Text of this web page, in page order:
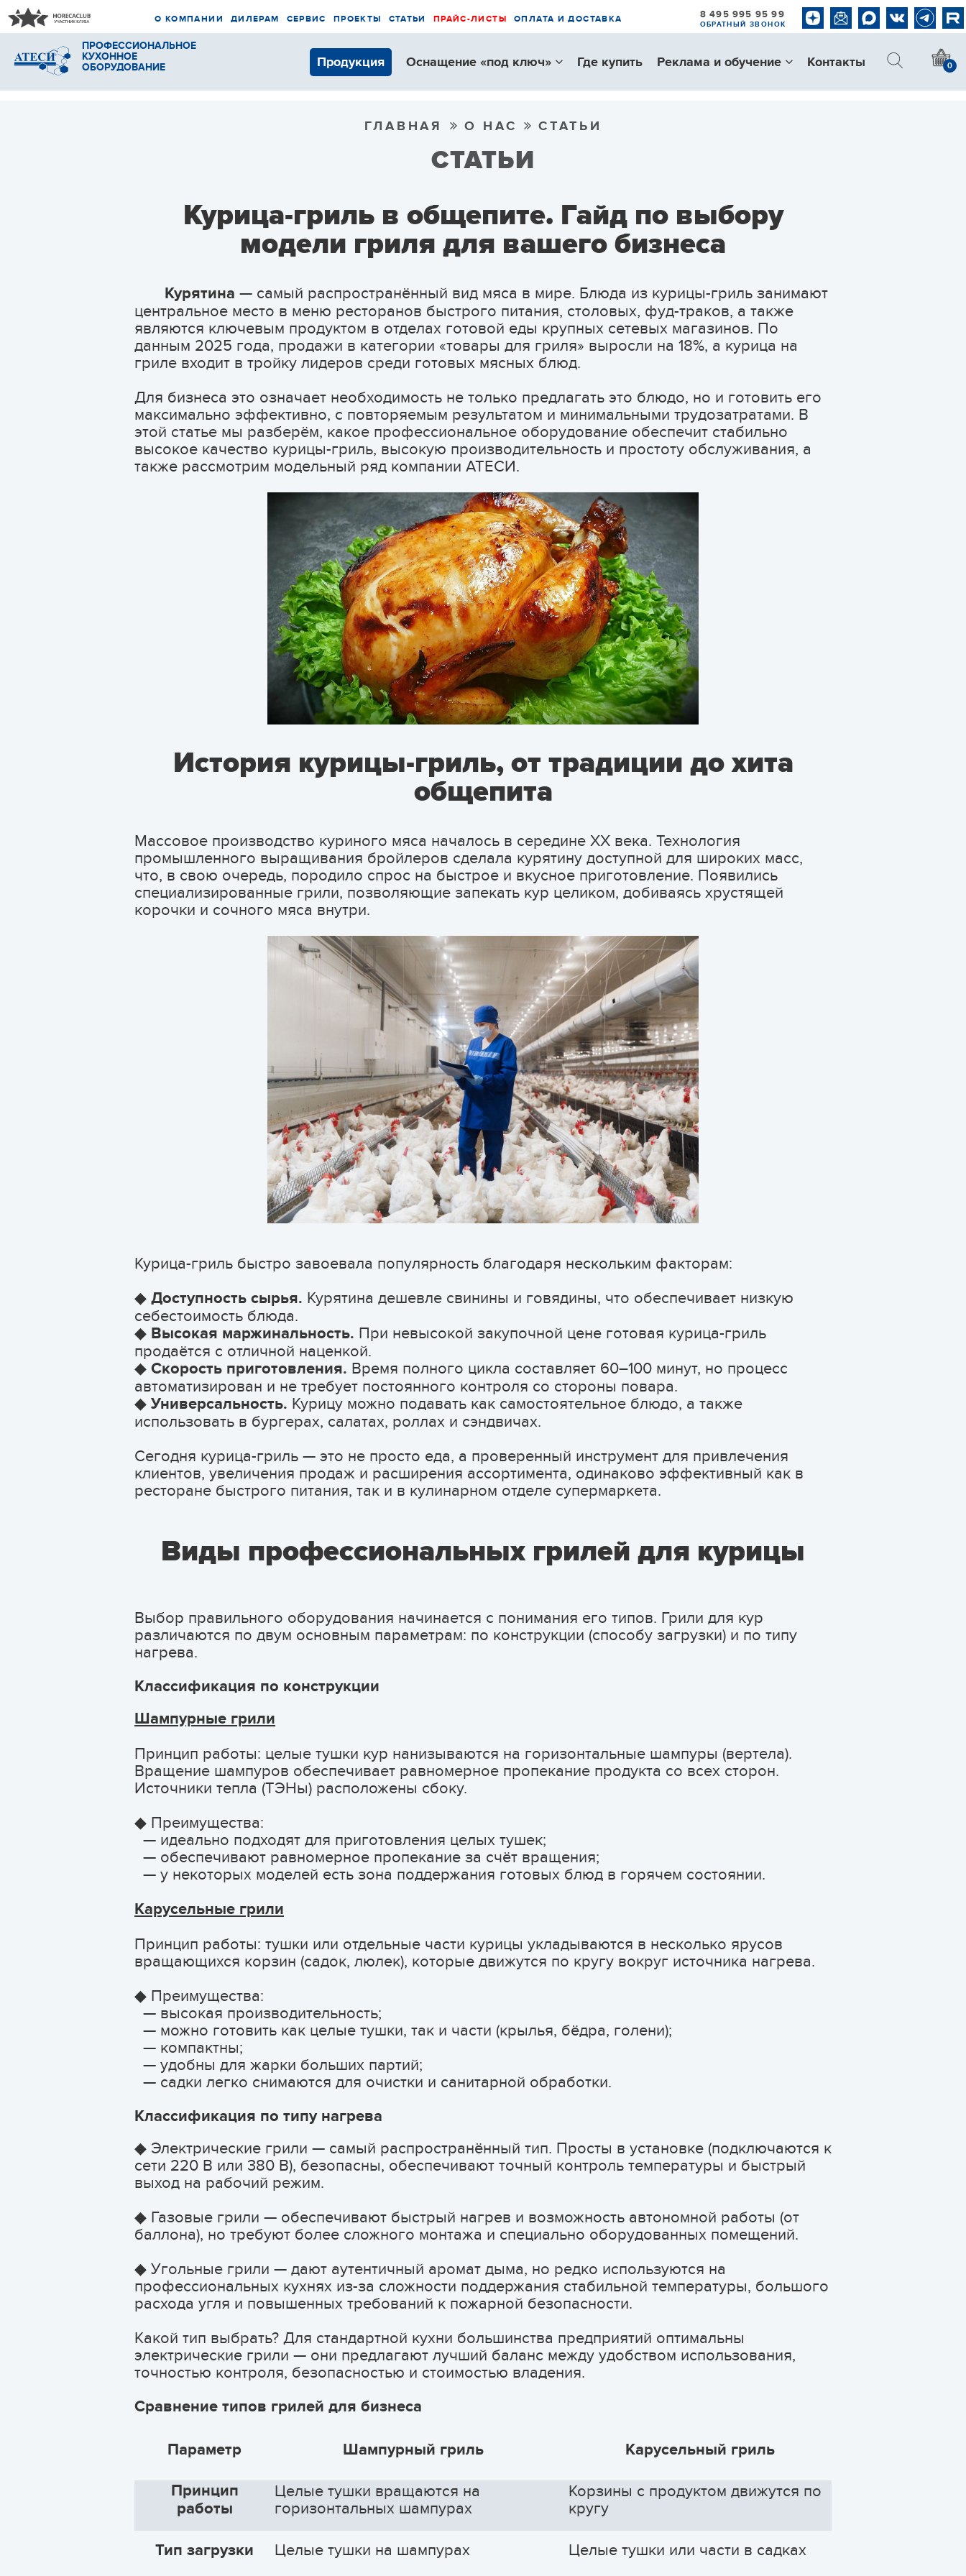
О КОМПАНИИ ДИЛЕРАМ СЕРВИС ПРОЕКТЫ СТАТЬИ ПРАЙС-ЛИСТЫ ОПЛАТА И ДОСТАВКА 8 495 995 95 99
ОБРАТНЫЙ ЗВОНОК
ПРОФЕССИОНАЛЬНОЕ
КУХОННОЕ
ОБОРУДОВАНИЕ
Продукция Оснащение «под ключ» Где купить Реклама и обучение Контакты 0
ГЛАВНАЯ О НАС СТАТЬИ
СТАТЬИ
Курица-гриль в общепите. Гайд по выбору
модели гриля для вашего бизнеса
Курятина — самый распространённый вид мяса в мире. Блюда из курицы-гриль занимают
центральное место в меню ресторанов быстрого питания, столовых, фуд-траков, а также
являются ключевым продуктом в отделах готовой еды крупных сетевых магазинов. По
данным 2025 года, продажи в категории «товары для гриля» выросли на 18%, а курица на
гриле входит в тройку лидеров среди готовых мясных блюд.
Для бизнеса это означает необходимость не только предлагать это блюдо, но и готовить его
максимально эффективно, с повторяемым результатом и минимальными трудозатратами. В
этой статье мы разберём, какое профессиональное оборудование обеспечит стабильно
высокое качество курицы-гриль, высокую производительность и простоту обслуживания, а
также рассмотрим модельный ряд компании АТЕСИ.
История курицы-гриль, от традиции до хита
общепита
Массовое производство куриного мяса началось в середине XX века. Технология
промышленного выращивания бройлеров сделала курятину доступной для широких масс,
что, в свою очередь, породило спрос на быстрое и вкусное приготовление. Появились
специализированные грили, позволяющие запекать кур целиком, добиваясь хрустящей
корочки и сочного мяса внутри.
Курица-гриль быстро завоевала популярность благодаря нескольким факторам:
◆ Доступность сырья. Курятина дешевле свинины и говядины, что обеспечивает низкую
себестоимость блюда.
◆ Высокая маржинальность. При невысокой закупочной цене готовая курица-гриль
продаётся с отличной наценкой.
◆ Скорость приготовления. Время полного цикла составляет 60–100 минут, но процесс
автоматизирован и не требует постоянного контроля со стороны повара.
◆ Универсальность. Курицу можно подавать как самостоятельное блюдо, а также
использовать в бургерах, салатах, роллах и сэндвичах.
Сегодня курица-гриль — это не просто еда, а проверенный инструмент для привлечения
клиентов, увеличения продаж и расширения ассортимента, одинаково эффективный как в
ресторане быстрого питания, так и в кулинарном отделе супермаркета.
Виды профессиональных грилей для курицы
Выбор правильного оборудования начинается с понимания его типов. Грили для кур
различаются по двум основным параметрам: по конструкции (способу загрузки) и по типу
нагрева.
Классификация по конструкции
Шампурные грили
Принцип работы: целые тушки кур нанизываются на горизонтальные шампуры (вертела).
Вращение шампуров обеспечивает равномерное пропекание продукта со всех сторон.
Источники тепла (ТЭНы) расположены сбоку.
◆ Преимущества:
— идеально подходят для приготовления целых тушек;
— обеспечивают равномерное пропекание за счёт вращения;
— у некоторых моделей есть зона поддержания готовых блюд в горячем состоянии.
Карусельные грили
Принцип работы: тушки или отдельные части курицы укладываются в несколько ярусов
вращающихся корзин (садок, люлек), которые движутся по кругу вокруг источника нагрева.
◆ Преимущества:
— высокая производительность;
— можно готовить как целые тушки, так и части (крылья, бёдра, голени);
— компактны;
— удобны для жарки больших партий;
— садки легко снимаются для очистки и санитарной обработки.
Классификация по типу нагрева
◆ Электрические грили — самый распространённый тип. Просты в установке (подключаются к
сети 220 В или 380 В), безопасны, обеспечивают точный контроль температуры и быстрый
выход на рабочий режим.
◆ Газовые грили — обеспечивают быстрый нагрев и возможность автономной работы (от
баллона), но требуют более сложного монтажа и специально оборудованных помещений.
◆ Угольные грили — дают аутентичный аромат дыма, но редко используются на
профессиональных кухнях из-за сложности поддержания стабильной температуры, большого
расхода угля и повышенных требований к пожарной безопасности.
Какой тип выбрать? Для стандартной кухни большинства предприятий оптимальны
электрические грили — они предлагают лучший баланс между удобством использования,
точностью контроля, безопасностью и стоимостью владения.
Сравнение типов грилей для бизнеса
Параметр Шампурный гриль Карусельный гриль
Принцип
работы
Целые тушки вращаются на
горизонтальных шампурах
Корзины с продуктом движутся по
кругу
Тип загрузки Целые тушки на шампурах Целые тушки или части в садках